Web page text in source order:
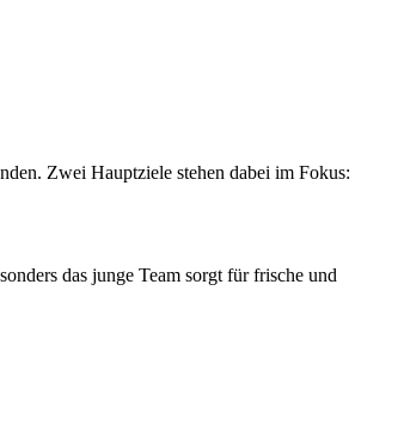
Zwei Hauptziele stehen dabei im Fokus:
das junge Team sorgt für frische und